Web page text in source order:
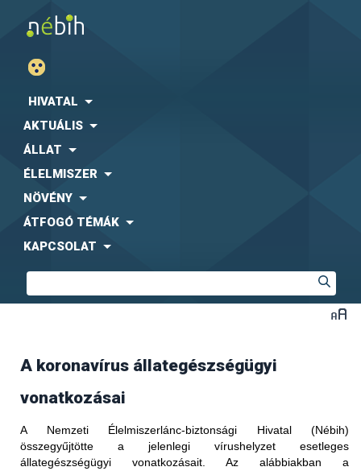
HIVATAL
AKTUÁLIS
ÁLLAT
ÉLELMISZER
NÖVÉNY
ÁTFOGÓ TÉMÁK
KAPCSOLAT
A koronavírus állategészségügyi
vonatkozásai
A Nemzeti Élelmiszerlánc-biztonsági Hivatal (Nébih)
összegyűjtötte a jelenlegi vírushelyzet esetleges
állategészségügyi vonatkozásait. Az alábbiakban a